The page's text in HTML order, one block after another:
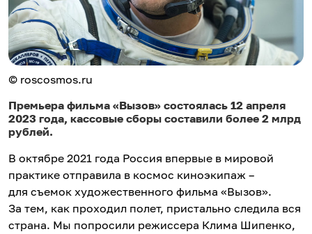
© roscosmos.ru
Премьера фильма «Вызов» состоялась 12 апреля
2023 года, кассовые сборы составили более 2 млрд
рублей.
В октябре 2021 года Россия впервые в мировой
практике отправила в космос киноэкипаж –
для съемок художественного фильма «Вызов».
За тем, как проходил полет, пристально следила вся
страна. Мы попросили режиссера Клима Шипенко,